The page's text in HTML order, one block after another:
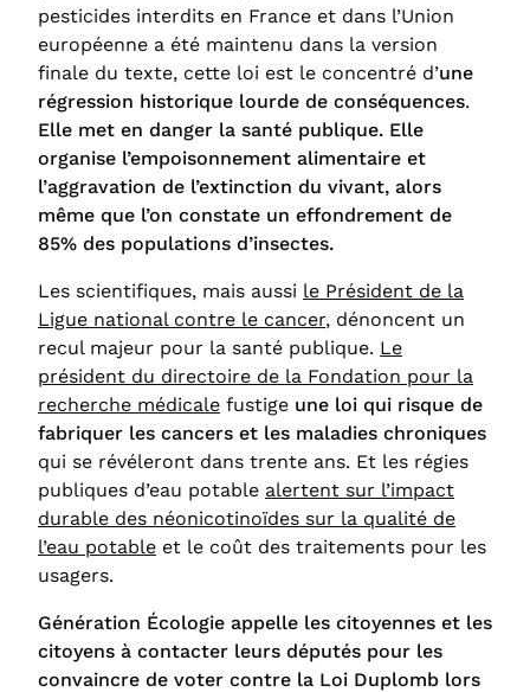
pesticides interdits en France et dans l’Union
européenne a été maintenu dans la version
finale du texte, cette loi est le concentré d’une
régression historique lourde de conséquences.
Elle met en danger la santé publique. Elle
organise l’empoisonnement alimentaire et
l’aggravation de l’extinction du vivant, alors
même que l’on constate un effondrement de
85% des populations d’insectes.
Les scientifiques, mais aussi le Président de la
Ligue national contre le cancer, dénoncent un
recul majeur pour la santé publique. Le
président du directoire de la Fondation pour la
recherche médicale fustige une loi qui risque de
fabriquer les cancers et les maladies chroniques
qui se révéleront dans trente ans. Et les régies
publiques d’eau potable alertent sur l’impact
durable des néonicotinoïdes sur la qualité de
l’eau potable et le coût des traitements pour les
usagers.
Génération Écologie appelle les citoyennes et les
citoyens à contacter leurs députés pour les
convaincre de voter contre la Loi Duplomb lors